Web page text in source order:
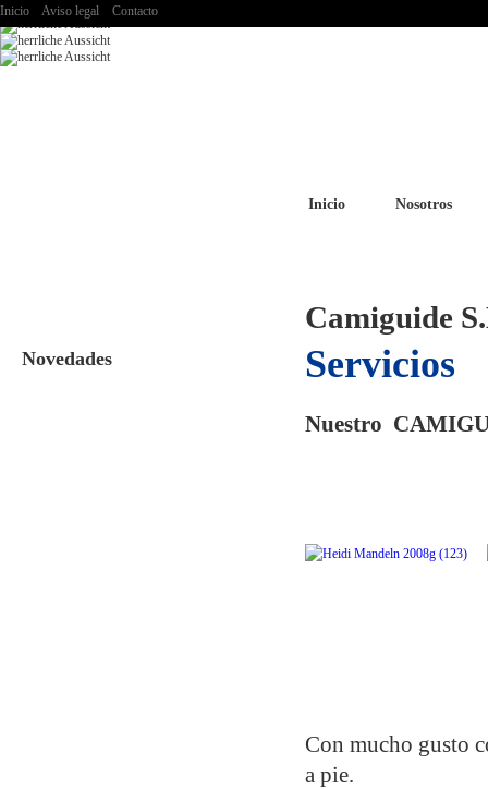
Inicio Aviso legal Contacto
Inicio Nosotros
Novedades
Camiguide
Servicios
Nuestro
Con mucho gusto
a pie.